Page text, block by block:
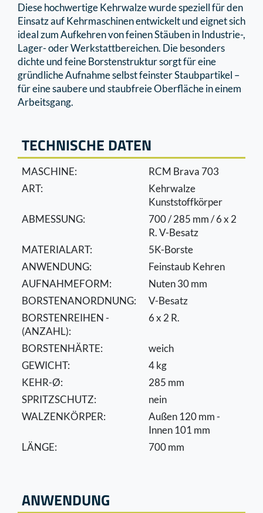
Diese hochwertige Kehrwalze wurde speziell für den
Einsatz auf Kehrmaschinen entwickelt und eignet sich
ideal zum Aufkehren von feinen Stäuben in Industrie-,
Lager- oder Werkstattbereichen. Die besonders
dichte und feine Borstenstruktur sorgt für eine
gründliche Aufnahme selbst feinster Staubpartikel –
für eine saubere und staubfreie Oberﬂäche in einem
Arbeitsgang.
TECHNISCHE DATEN
MASCHINE:
RCM Brava 703
ART:
Kehrwalze
Kunststoffkörper
ABMESSUNG:
700 / 285 mm / 6 x 2
R. V-Besatz
MATERIALART:
5K-Borste
ANWENDUNG:
Feinstaub Kehren
AUFNAHMEFORM:
Nuten 30 mm
BORSTENANORDNUNG:
V-Besatz
BORSTENREIHEN -
(ANZAHL):
6 x 2 R.
BORSTENHÄRTE:
weich
GEWICHT:
4 kg
KEHR-Ø:
285 mm
SPRITZSCHUTZ:
nein
WALZENKÖRPER:
Außen 120 mm -
Innen 101 mm
LÄNGE:
700 mm
ANWENDUNG